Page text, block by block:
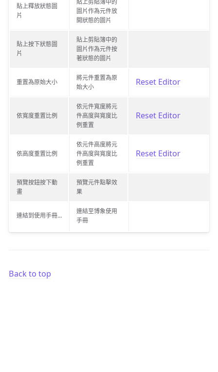
貼上釋放狀態圖
片
貼上剪貼簿中的
圖片作為元件放
開狀態的圖片
貼上按下狀態圖
片
貼上剪貼簿中的
圖片作為元件按
著狀態的圖片
重置為原始大小
將元件重置為原
始大小
Reset Editor
依寬度重置比例
依元件寬度將元
件高度與寬度比
例重置
Reset Editor
依高度重置比例
依元件高度將元
件高度與寬度比
例重置
Reset Editor
預覽按鈕按下動
畫
預覽元件點擊效
果
連結到使用手冊…
連結至博象使用
手冊
Back to top